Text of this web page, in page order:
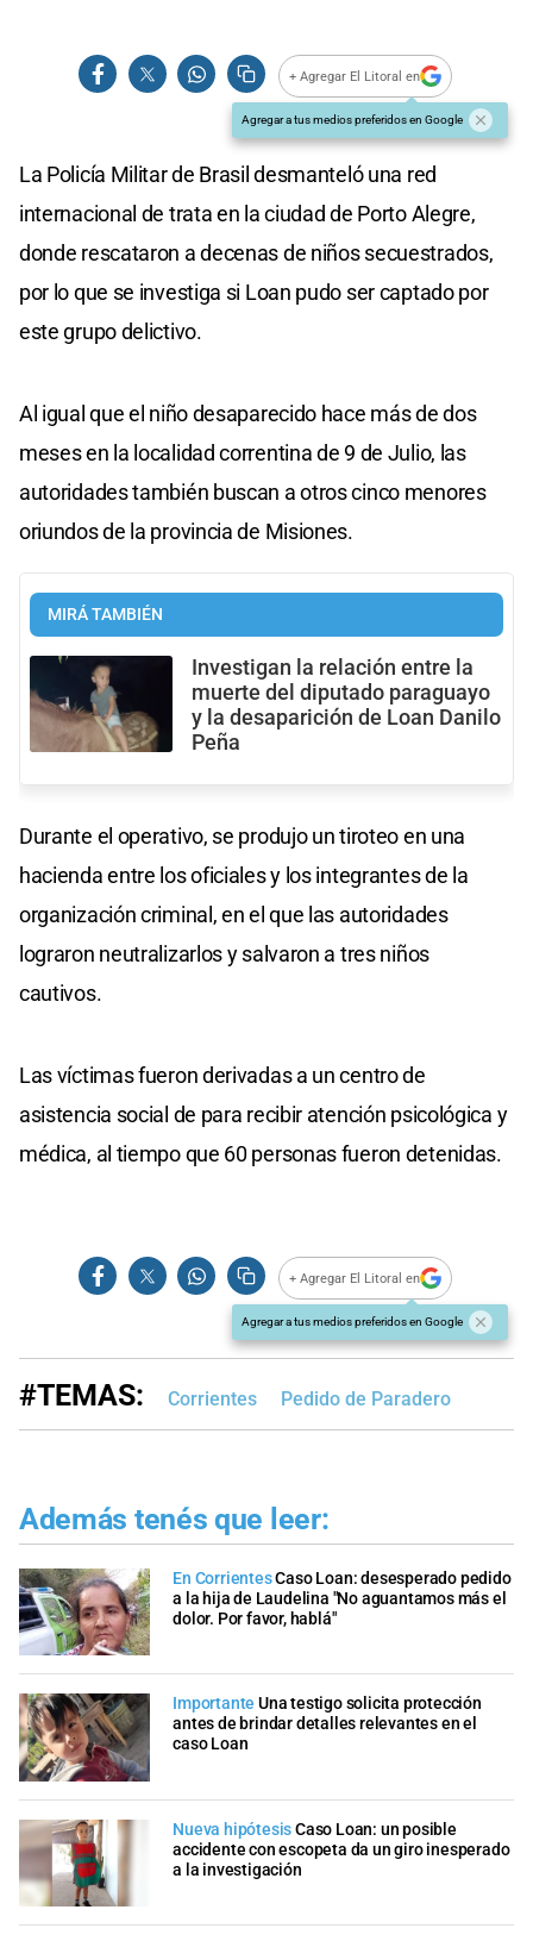
+ Agregar El Litoral en
Agregar a tus medios preferidos en Google
La Policía Militar de Brasil desmanteló una red
internacional de trata en la ciudad de Porto Alegre,
donde rescataron a decenas de niños secuestrados,
por lo que se investiga si Loan pudo ser captado por
este grupo delictivo.
Al igual que el niño desaparecido hace más de dos
meses en la localidad correntina de 9 de Julio, las
autoridades también buscan a otros cinco menores
oriundos de la provincia de Misiones.
MIRÁ TAMBIÉN
Investigan la relación entre la
muerte del diputado paraguayo
y la desaparición de Loan Danilo
Peña
Durante el operativo, se produjo un tiroteo en una
hacienda entre los oficiales y los integrantes de la
organización criminal, en el que las autoridades
lograron neutralizarlos y salvaron a tres niños
cautivos.
Las víctimas fueron derivadas a un centro de
asistencia social de para recibir atención psicológica y
médica, al tiempo que 60 personas fueron detenidas.
+ Agregar El Litoral en
Agregar a tus medios preferidos en Google
#TEMAS: Corrientes Pedido de Paradero
Además tenés que leer:
En CorrientesCaso Loan: desesperado pedido
a la hija de Laudelina "No aguantamos más el
dolor. Por favor, hablá"
Importante Una testigo solicita protección
antes de brindar detalles relevantes en el
caso Loan
Nueva hipótesisCaso Loan: un posible
accidente con escopeta da un giro inesperado
a la investigación